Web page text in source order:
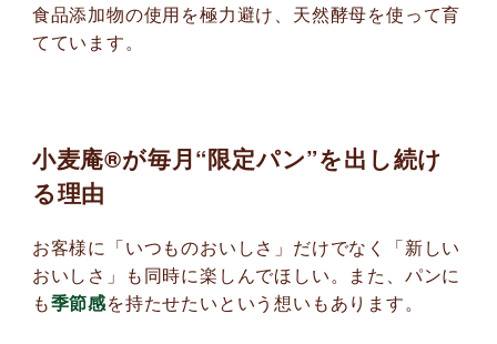
食品添加物の使用を極力避け、天然酵母を使って育
てています。
小麦庵®が毎月“限定パン”を出し続け
る理由
お客様に「いつものおいしさ」だけでなく「新しい
おいしさ」も同時に楽しんでほしい。また、パンに
も季節感を持たせたいという想いもあります。